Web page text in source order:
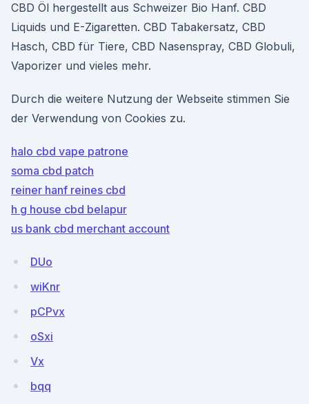
CBD Öl hergestellt aus Schweizer Bio Hanf. CBD
Liquids und E-Zigaretten. CBD Tabakersatz, CBD
Hasch, CBD für Tiere, CBD Nasenspray, CBD Globuli,
Vaporizer und vieles mehr.
Durch die weitere Nutzung der Webseite stimmen Sie
der Verwendung von Cookies zu.
halo cbd vape patrone
soma cbd patch
reiner hanf reines cbd
h g house cbd belapur
us bank cbd merchant account
DUo
wiKnr
pCPvx
oSxi
Vx
bqq